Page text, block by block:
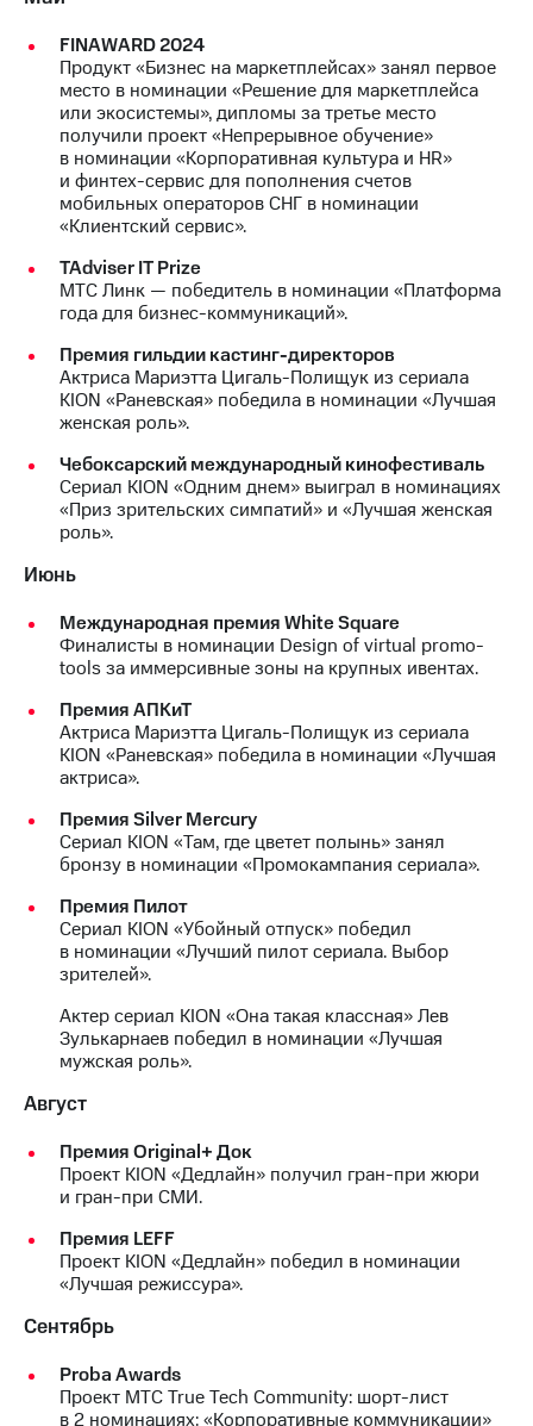
FINAWARD 2024
Продукт «Бизнес на маркетплейсах» занял первое
место в номинации «Решение для маркетплейса
или экосистемы», дипломы за третье место
получили проект «Непрерывное обучение»
в номинации «Корпоративная культура и HR»
и финтех-сервис для пополнения счетов
мобильных операторов СНГ в номинации
«Клиентский сервис».
TAdviser IT Prize
МТС Линк — победитель в номинации «Платформа
года для бизнес-коммуникаций».
Премия гильдии кастинг-директоров
Актриса Мариэтта Цигаль-Полищук из сериала
KION «Раневская» победила в номинации «Лучшая
женская роль».
Чебоксарский международный кинофестиваль
Сериал KION «Одним днем» выиграл в номинациях
«Приз зрительских симпатий» и «Лучшая женская
роль».
Июнь
Международная премия White Square
Финалисты в номинации Design of virtual promo-
tools за иммерсивные зоны на крупных ивентах.
Премия АПКиТ
Актриса Мариэтта Цигаль-Полищук из сериала
KION «Раневская» победила в номинации «Лучшая
актриса».
Премия Silver Mercury
Сериал KION «Там, где цветет полынь» занял
бронзу в номинации «Промокампания сериала».
Премия Пилот
Сериал KION «Убойный отпуск» победил
в номинации «Лучший пилот сериала. Выбор
зрителей».
Актер сериал KION «Она такая классная» Лев
Зулькарнаев победил в номинации «Лучшая
мужская роль».
Август
Премия Original+ Док
Проект KION «Дедлайн» получил гран-при жюри
и гран-при СМИ.
Премия LEFF
Проект KION «Дедлайн» победил в номинации
«Лучшая режиссура».
Сентябрь
Proba Awards
Проект МТС True Tech Community: шорт-лист
в 2 номинациях: «Корпоративные коммуникации»